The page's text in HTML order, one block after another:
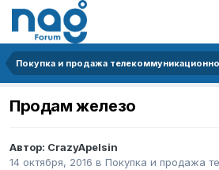
Продам железо
Автор: CrazyApelsin
14 октября, 2016 в Покупка и продажа